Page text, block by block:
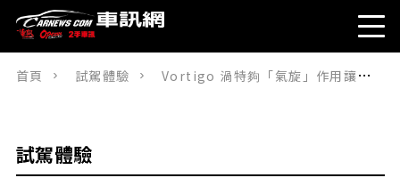
首頁 試駕體驗 Vortigo 渦特夠「氣旋」作用讓引擎效率UP！
試駕體驗